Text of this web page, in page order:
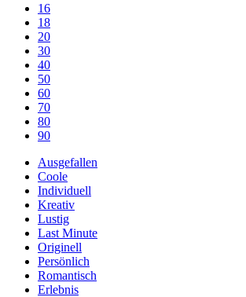
16
18
20
30
40
50
60
70
80
90
Ausgefallen
Coole
Individuell
Kreativ
Lustig
Last Minute
Originell
Persönlich
Romantisch
Erlebnis